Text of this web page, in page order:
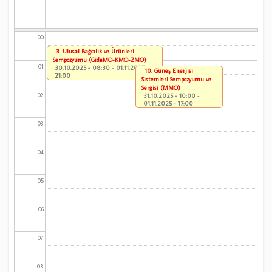
00
01
02
03
04
05
06
07
08
3. Ulusal Bağcılık ve Ürünleri
Sempozyumu (GıdaMO-KMO-ZMO)
30.10.2025 - 08:30 - 01.11.2025 -
21:00
10. Güneş Enerjisi
Sistemleri Sempozyumu ve
Sergisi (MMO)
31.10.2025 - 10:00-
01.11.2025 - 17:00